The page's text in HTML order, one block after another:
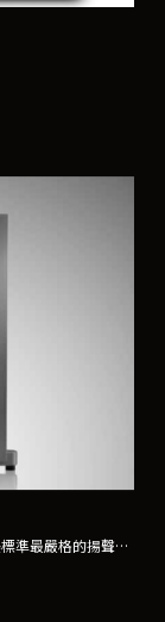
單聲道後級，HD AMP 以單聲道放大器組成，能夠媲美標準最嚴格的揚聲器並且超越其性能。